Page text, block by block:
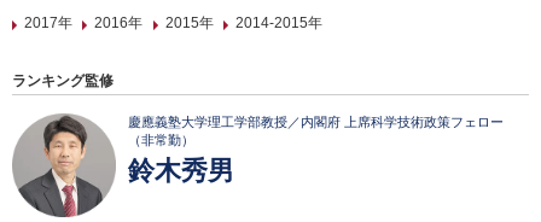
2017年
2016年 2015年 2014-2015年
ランキング監修
慶應義塾大学理工学部教授／内閣府 上席科学技術政策フェロー
（非常勤）
鈴木秀男